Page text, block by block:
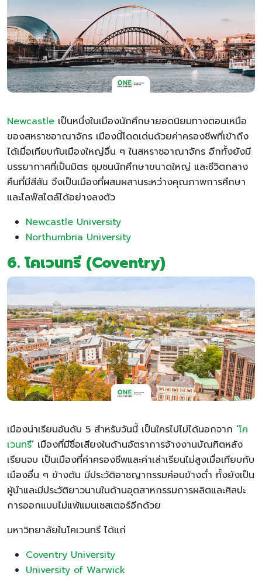
Newcastle เป็นหนึ่งในเมืองนักศึกษายอดนิยมทางตอนเหนือ
ของสหราชอาณาจักร เมืองนี้โดดเด่นด้วยค่าครองชีพที่เข้าถึง
ได้เมื่อเทียบกับเมืองใหญ่อื่น ๆ ในสหราชอาณาจักร อีกทั้งยังมี
บรรยากาศที่เป็นมิตร ชุมชนนักศึกษาขนาดใหญ่ และชีวิตกลาง
คืนที่มีสีสัน จึงเป็นเมืองที่ผสมผสานระหว่างคุณภาพการศึกษา
และไลฟ์สไตล์ได้อย่างลงตัว
Newcastle University
Northumbria University
6. โคเวนทรี (Coventry)
เมืองน่าเรียนอันดับ 5 สำหรับวันนี้ เป็นใครไปไม่ได้นอกจาก ‘โค
เวนทรี’ เมืองที่มีชื่อเสียงในด้านอัตราการจ้างงานบัณฑิตหลัง
เรียนจบ เป็นเมืองที่ค่าครองชีพและค่าเล่าเรียนไม่สูงเมื่อเทียบกับ
เมืองอื่น ๆ ข้างต้น มีประวัติอาชญากรรมค่อนข้างต่ำ ทั้งยังเป็น
ผู้นำและมีประวัติยาวนานในด้านอุตสาหกรรมการผลิตและศิลปะ
การออกแบบไม่แพ้แมนเชสเตอร์อีกด้วย
มหาวิทยาลัยในโคเวนทรี ได้แก่
Coventry University
University of Warwick